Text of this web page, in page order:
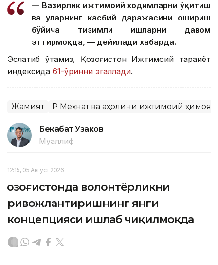
— Вазирлик ижтимоий ходимларни ўқитиш
ва уларнинг касбий даражасини ошириш
бўйича тизимли ишларни давом
эттирмоқда, — дейилади хабарда.
Эслатиб ўтамиз, Қозоғистон Ижтимоий тараққиёт
индексида 61-ўринни эгаллади.
Жамият ҚР Меҳнат ва аҳолини ижтимоий ҳимоя
Бекабат Узаков
Муаллиф
12:15, 05 Август 2026
Қозоғистонда волонтёрликни
ривожлантиришнинг янги
концепцияси ишлаб чиқилмоқда